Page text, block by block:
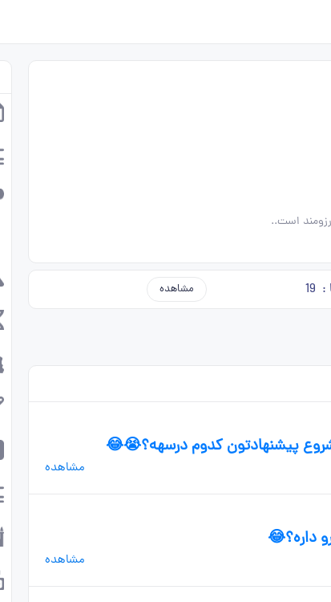
است..
:
19 مشاهده
پیشنهادتون کدوم درسهه؟😭😂
مشاهده
مشاهده